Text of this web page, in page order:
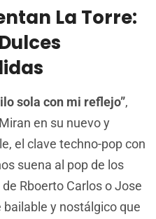
La Torre:
sola con mi reflejo”,
en su nuevo y
el clave techno-pop con
suena al pop de los
Rboerto Carlos o Jose
y nostálgico que